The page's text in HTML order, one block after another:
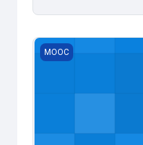
Desarrollo social en
MOOC